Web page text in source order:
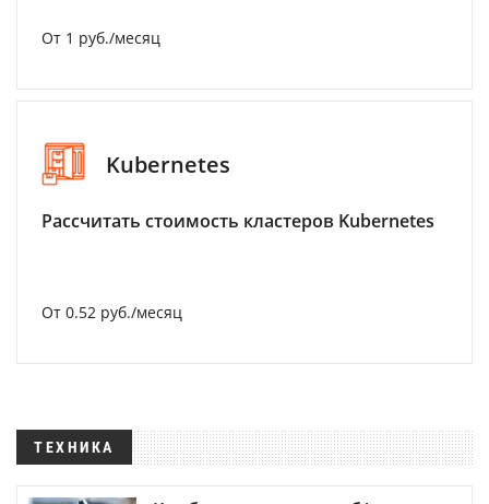
От 1 руб./месяц
Kubernetes
Рассчитать стоимость кластеров Kubernetes
От 0.52 руб./месяц
ТЕХНИКА